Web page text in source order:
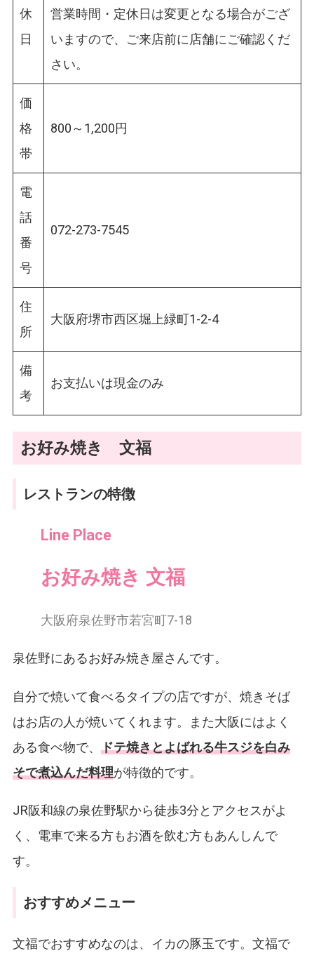
休
日
営業時間・定休日は変更となる場合がござ
いますので、ご来店前に店舗にご確認くだ
さい。
価
格
帯
800～1,200円
電
話
番
号
072-273-7545
住
所
大阪府堺市西区堀上緑町1-2-4
備
考
お支払いは現金のみ
お好み焼き 文福
レストランの特徴
Line Place
お好み焼き 文福
大阪府泉佐野市若宮町7-18
泉佐野にあるお好み焼き屋さんです。
自分で焼いて食べるタイプの店ですが、焼きそば
はお店の人が焼いてくれます。また大阪にはよく
ある食べ物で、 ドテ焼きとよばれる牛スジを白み
そで煮込んだ料理が特徴的です。
JR阪和線の泉佐野駅から徒歩3分とアクセスがよ
く、電車で来る方もお酒を飲む方もあんしんで
す。
おすすめメニュー
文福でおすすめなのは、イカの豚玉です。文福で